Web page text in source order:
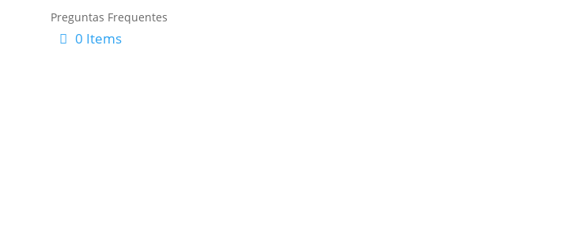
Preguntas Frequentes
0 Items